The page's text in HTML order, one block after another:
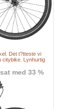
Det t?tteste vi
citybike. Lynhurtig
med 33 %